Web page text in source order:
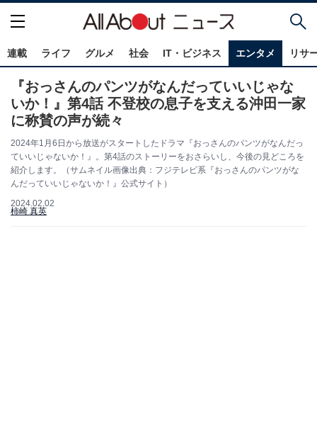
連載 ライフ グルメ 社会 IT・ビジネス エンタメ リサ
『おっさんのパンツがなんだっていいじゃな
いか！』第4話 不登校の息子を支える沖田一家
に称賛の声が続々
2024年1月6日から放送がスタートしたドラマ『おっさんのパンツがなんだっ
ていいじゃないか！』。第4話のストーリーをおさらいし、今後の見どころを
紹介します。（サムネイル画像出典：フジテレビ系『おっさんのパンツがな
んだっていいじゃないか！』公式サイト）
2024.02.02
柿崎 真英